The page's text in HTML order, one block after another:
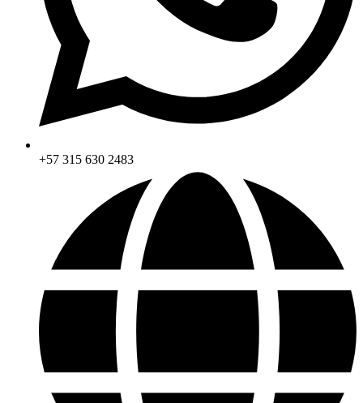
+57 315 630 2483